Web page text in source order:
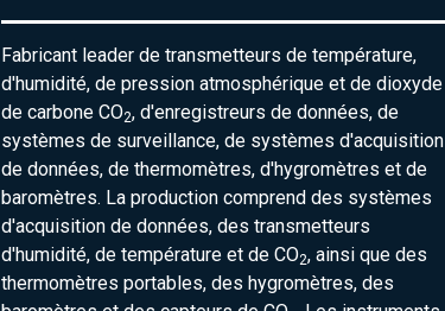
Fabricant leader de transmetteurs de température,
d'humidité, de pression atmosphérique et de dioxyde
de carbone CO2, d'enregistreurs de données, de
systèmes de surveillance, de systèmes d'acquisition
de données, de thermomètres, d'hygromètres et de
baromètres. La production comprend des systèmes
d'acquisition de données, des transmetteurs
d'humidité, de température et de CO2, ainsi que des
thermomètres portables, des hygromètres, des